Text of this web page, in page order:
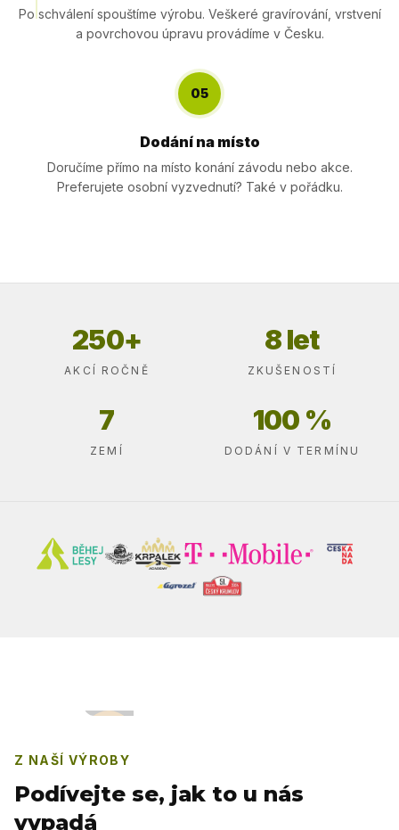
Po schválení spouštíme výrobu. Veškeré gravírování, vrstvení
a povrchovou úpravu provádíme v Česku.
05
Dodání na místo
Doručíme přímo na místo konání závodu nebo akce.
Preferujete osobní vyzvednutí? Také v pořádku.
250+
AKCÍ ROČNĚ
8 let
ZKUŠENOSTÍ
7
ZEMÍ
100 %
DODÁNÍ V TERMÍNU
Z NAŠÍ VÝROBY
Podívejte se, jak to u nás
vypadá